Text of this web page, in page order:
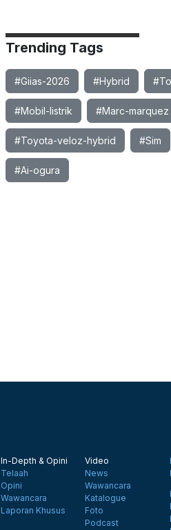
Trending Tags
#Giias-2026 #Hybrid
#Mobil-listrik #Marc-marquez
#Toyota-veloz-hybrid #Sim
#Ai-ogura
In-Depth & Opini
Telaah
Opini
Wawancara
Laporan Khusus
Video
News
Wawancara
Katalogue
Foto
Podcast